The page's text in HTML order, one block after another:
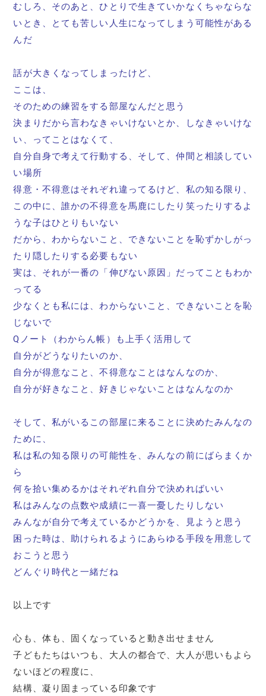
むしろ、そのあと、ひとりで生きていかなくちゃならな
いとき、とても苦しい人生になってしまう可能性がある
んだ
話が大きくなってしまったけど、
ここは、
そのための練習をする部屋なんだと思う
決まりだから言わなきゃいけないとか、しなきゃいけな
い、ってことはなくて、
自分自身で考えて行動する、そして、仲間と相談してい
い場所
得意・不得意はそれぞれ違ってるけど、私の知る限り、
この中に、誰かの不得意を馬鹿にしたり笑ったりするよ
うな子はひとりもいない
だから、わからないこと、できないことを恥ずかしがっ
たり隠したりする必要もない
実は、それが一番の「伸びない原因」だってこともわか
ってる
少なくとも私には、わからないこと、できないことを恥
じないで
Qノート（わからん帳）も上手く活用して
自分がどうなりたいのか、
自分が得意なこと、不得意なことはなんなのか、
自分が好きなこと、好きじゃないことはなんなのか
そして、私がいるこの部屋に来ることに決めたみんなの
ために、
私は私の知る限りの可能性を、みんなの前にばらまくか
ら
何を拾い集めるかはそれぞれ自分で決めればいい
私はみんなの点数や成績に一喜一憂したりしない
みんなが自分で考えているかどうかを、見ようと思う
困った時は、助けられるようにあらゆる手段を用意して
おこうと思う
どんぐり時代と一緒だね
以上です
心も、体も、固くなっていると動き出せません
子どもたちはいつも、大人の都合で、大人が思いもよら
ないほどの程度に、
結構、凝り固まっている印象です